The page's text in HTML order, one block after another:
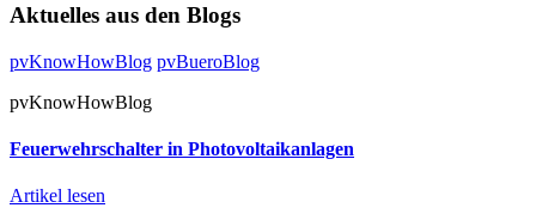
Aktuelles aus den Blogs
pvKnowHowBlog pvBueroBlog
pvKnowHowBlog
Feuerwehrschalter in Photovoltaikanlagen
Artikel lesen